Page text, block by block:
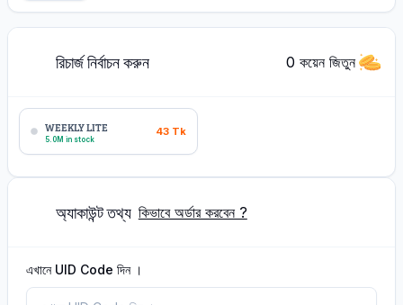
রিচার্জ নির্বাচন করুন 0 কয়েন জিতুন
WEEKLY LITE
5.0M in stock
43 Tk
অ্যাকাউন্ট তথ্য কিভাবে অর্ডার করবেন ?
এখানে UID Code দিন ।